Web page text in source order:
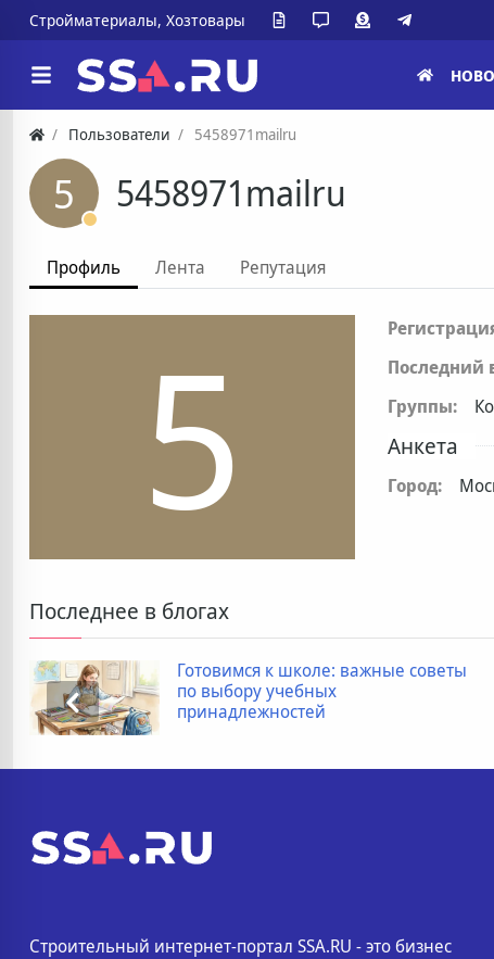
Стройматериалы, Хозтовары
Пользователи 5458971mailru
5 5458971mailru
Профиль Лента Репутация
5
Последний
Группы:
Анкета
Город:
Последнее в блогах
Готовимся к школе: важные советы
по выбору учебных
принадлежностей
Строительный интернет-портал SSA.RU - это бизнес